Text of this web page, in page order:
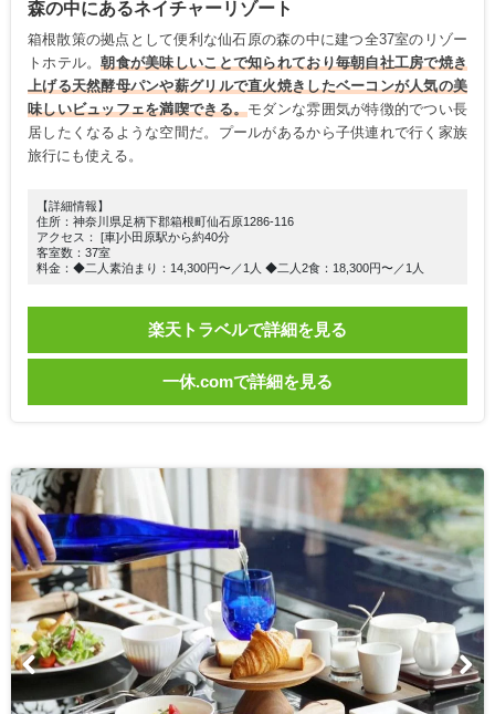
森の中にあるネイチャーリゾート
箱根散策の拠点として便利な仙石原の森の中に建つ全37室のリゾー
トホテル。朝食が美味しいことで知られており毎朝自社工房で焼き
上げる天然酵母パンや薪グリルで直火焼きしたベーコンが人気の美
味しいビュッフェを満喫できる。モダンな雰囲気が特徴的でつい長
居したくなるような空間だ。プールがあるから子供連れで行く家族
旅行にも使える。
【詳細情報】
住所：神奈川県足柄下郡箱根町仙石原1286-116
アクセス： [車]小田原駅から約40分
客室数：37室
料金：◆二人素泊まり：14,300円〜／1人 ◆二人2食：18,300円〜／1人
楽天トラベルで詳細を見る
一休.comで詳細を見る